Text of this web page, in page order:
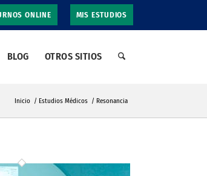
ONLINE MIS ESTUDIOS
BLOG OTROS SITIOS
Inicio / Estudios Médicos / Resonancia